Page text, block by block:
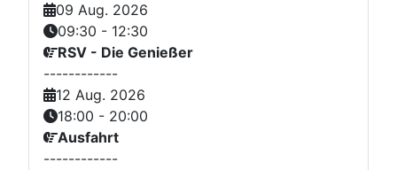
09 Aug. 2026
09:30 - 12:30
RSV - Die Genießer
------------
12 Aug. 2026
18:00 - 20:00
Ausfahrt
------------